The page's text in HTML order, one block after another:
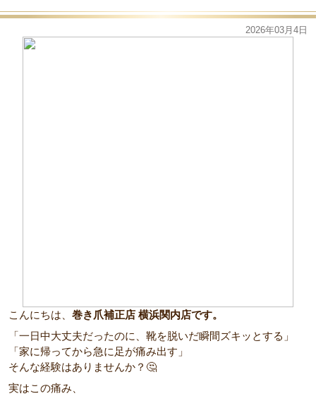
2026年03月4日
こんにちは、 巻き爪補正店 横浜関内店です。
「一日中大丈夫だったのに、靴を脱いだ瞬間ズキッとする」
「家に帰ってから急に足が痛み出す」
そんな経験はありませんか？🤔
実はこの痛み、